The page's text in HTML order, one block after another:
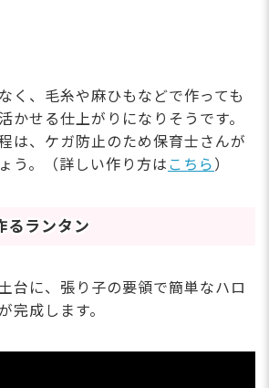
く、毛糸や麻ひもなどで作っても
かせる仕上がりになりそうです。
は、ケガ防止のため保育士さんが
う。（詳しい作り方は こちら ）
るランタン
台に、張り子の要領で簡単なハロ
完成します。